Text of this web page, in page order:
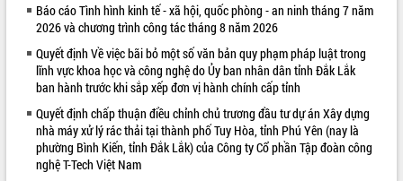
VIDEO
Báo cáo Tình hình kinh tế - xã hội, quốc phòng - an ninh tháng 7 năm
2026 và chương trình công tác tháng 8 năm 2026
Quyết định Về việc bãi bỏ một số văn bản quy phạm pháp luật trong
lĩnh vực khoa học và công nghệ do Ủy ban nhân dân tỉnh Đắk Lắk
ban hành trước khi sắp xếp đơn vị hành chính cấp tỉnh
Quyết định chấp thuận điều chỉnh chủ trương đầu tư dự án Xây dựng
nhà máy xử lý rác thải tại thành phố Tuy Hòa, tỉnh Phú Yên (nay là
phường Bình Kiến, tỉnh Đắk Lắk) của Công ty Cổ phần Tập đoàn công
nghệ T-Tech Việt Nam